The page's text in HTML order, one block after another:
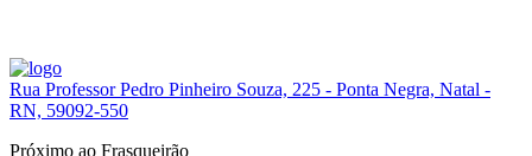
Rua Professor Pedro Pinheiro Souza, 225 - Ponta Negra, Natal -
RN, 59092-550
Próximo ao Frasqueirão